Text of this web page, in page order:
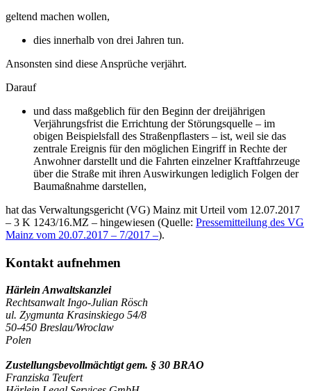
geltend machen wollen,
dies innerhalb von drei Jahren tun.
Ansonsten sind diese Ansprüche verjährt.
Darauf
und dass maßgeblich für den Beginn der dreijährigen
Verjährungsfrist die Errichtung der Störungsquelle – im
obigen Beispielsfall des Straßenpflasters – ist, weil sie das
zentrale Ereignis für den möglichen Eingriff in Rechte der
Anwohner darstellt und die Fahrten einzelner Kraftfahrzeuge
über die Straße mit ihren Auswirkungen lediglich Folgen der
Baumaßnahme darstellen,
hat das Verwaltungsgericht (VG) Mainz mit Urteil vom 12.07.2017
– 3 K 1243/16.MZ – hingewiesen (Quelle: Pressemitteilung des VG
Mainz vom 20.07.2017 – 7/2017 –).
Kontakt aufnehmen
Härlein Anwaltskanzlei
Rechtsanwalt Ingo-Julian Rösch
ul. Zygmunta Krasinskiego 54/8
50-450 Breslau/Wroclaw
Polen
Zustellungsbevollmächtigt gem. § 30 BRAO
Franziska Teufert